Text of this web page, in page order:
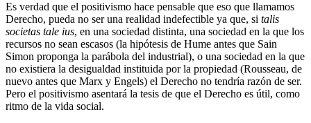
Es verdad que el positivismo hace pensable que eso que llamamos
Derecho, pueda no ser una realidad indefectible ya que, si talis
societas tale ius, en una sociedad distinta, una sociedad en la que los
recursos no sean escasos (la hipótesis de Hume antes que Sain
Simon proponga la parábola del industrial), o una sociedad en la que
no existiera la desigualdad instituida por la propiedad (Rousseau, de
nuevo antes que Marx y Engels) el Derecho no tendría razón de ser.
Pero el positivismo asentará la tesis de que el Derecho es útil, como
ritmo de la vida social.